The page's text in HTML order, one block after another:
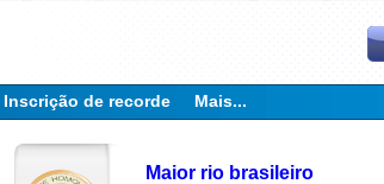
Inscrição de recorde Mais...
Maior rio brasileiro